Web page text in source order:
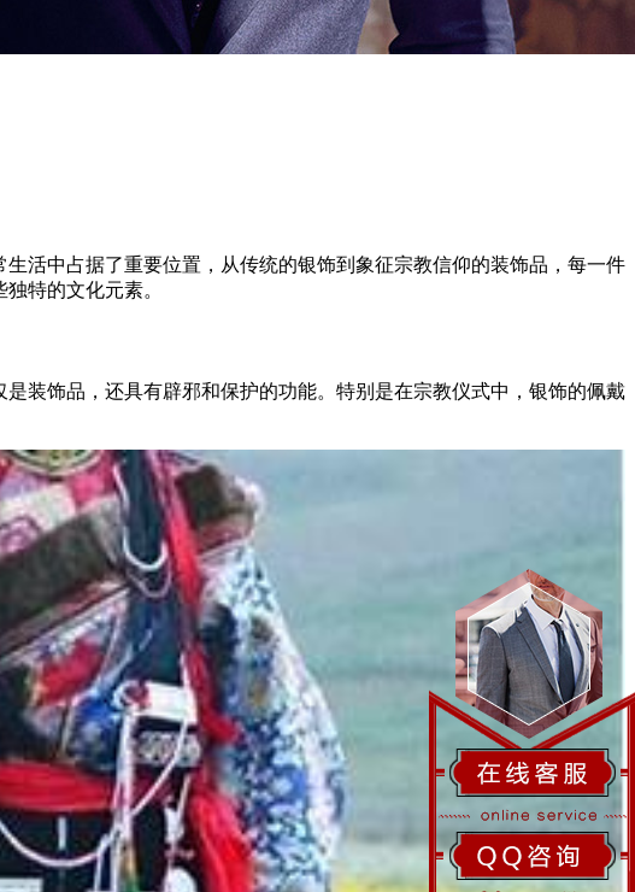
活中占据了重要位置，从传统的银饰到象征宗教信仰的装饰品，每一件
特的文化元素。
装饰品，还具有辟邪和保护的功能。特别是在宗教仪式中，银饰的佩戴